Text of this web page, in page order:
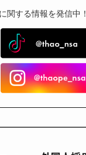
関する情報を発信中！